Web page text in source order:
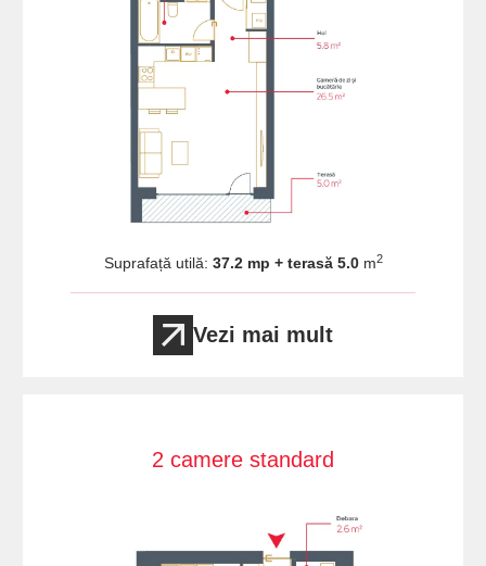
Suprafață utilă: 37.2 mp + terasă 5.0m2
Vezi mai mult
2 camere standard